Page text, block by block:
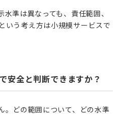
準は異なっても、責任範囲、
いう考え方は小規模サービスで
安全と判断できますか？
。どの範囲について、どの水準